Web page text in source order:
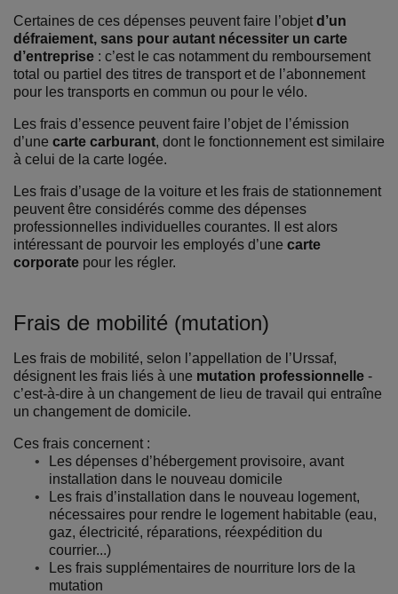
Certaines de ces dépenses peuvent faire l’objet d’un
défraiement, sans pour autant nécessiter un carte
d’entreprise : c’est le cas notamment du remboursement
total ou partiel des titres de transport et de l’abonnement
pour les transports en commun ou pour le vélo.
Les frais d’essence peuvent faire l’objet de l’émission
d’une carte carburant, dont le fonctionnement est similaire
à celui de la carte logée.
Les frais d’usage de la voiture et les frais de stationnement
peuvent être considérés comme des dépenses
professionnelles individuelles courantes. Il est alors
intéressant de pourvoir les employés d’une carte
corporate pour les régler.
Frais de mobilité (mutation)
Les frais de mobilité, selon l’appellation de l’Urssaf,
désignent les frais liés à une mutation professionnelle -
c’est-à-dire à un changement de lieu de travail qui entraîne
un changement de domicile.
Ces frais concernent :
Les dépenses d’hébergement provisoire, avant
installation dans le nouveau domicile
Les frais d’installation dans le nouveau logement,
nécessaires pour rendre le logement habitable (eau,
gaz, électricité, réparations, réexpédition du
courrier...)
Les frais supplémentaires de nourriture lors de la
mutation